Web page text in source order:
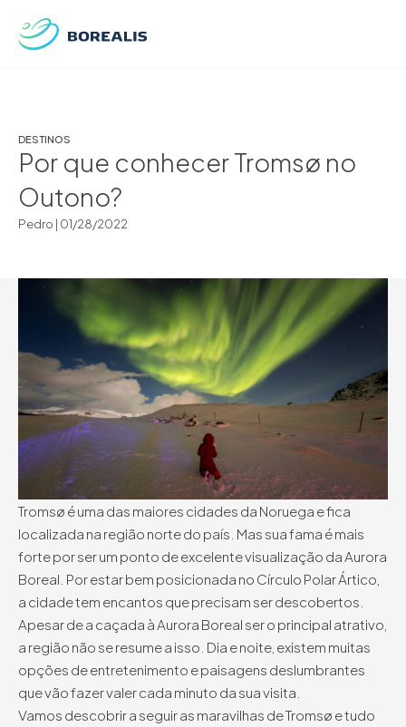
DESTINOS
Por que conhecer Tromsø no
Outono?
Pedro | 01/28/2022
Tromsø é uma das maiores cidades da Noruega e fica
localizada na região norte do país. Mas sua fama é mais
forte por ser um ponto de excelente visualização da Aurora
Boreal. Por estar bem posicionada no Círculo Polar Ártico,
a cidade tem encantos que precisam ser descobertos.
Apesar de a caçada à Aurora Boreal ser o principal atrativo,
a região não se resume a isso. Dia e noite, existem muitas
opções de entretenimento e paisagens deslumbrantes
que vão fazer valer cada minuto da sua visita.
Vamos descobrir a seguir as maravilhas de Tromsø e tudo